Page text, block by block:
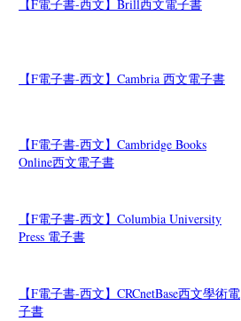
【F電子書-西文】Brill西文電子書
【F電子書-西文】Cambria 西文電子書
【F電子書-西文】Cambridge Books
Online西文電子書
【F電子書-西文】Columbia University
Press 電子書
【F電子書-西文】CRCnetBase西文學術電
子書